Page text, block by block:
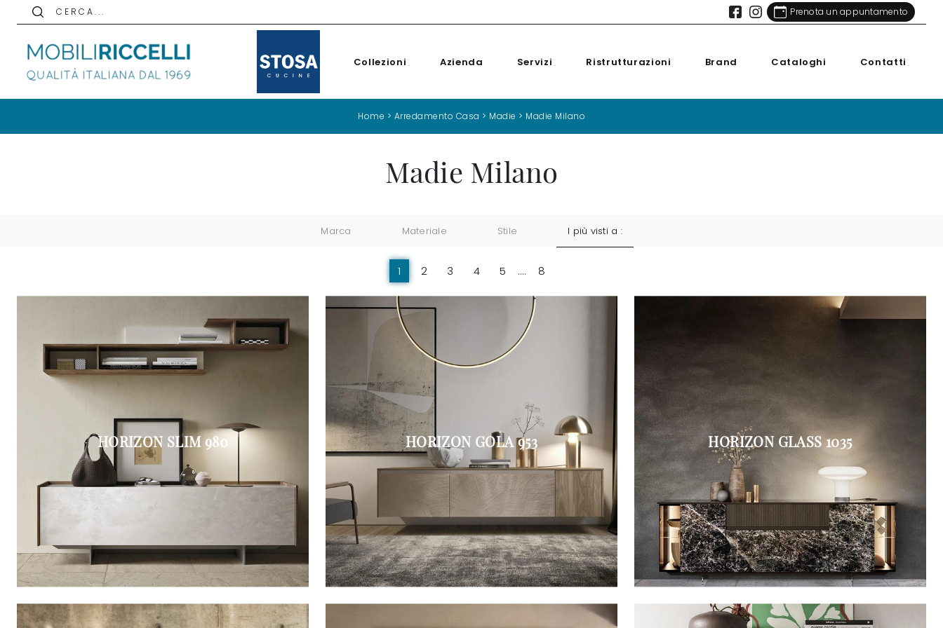
C E R C A . . . Prenota un appuntamento
Collezioni Azienda Servizi Ristrutturazioni Brand Cataloghi Contatti
Home > Arredamento Casa > Madie > Madie Milano
Madie Milano
Marca Materiale Stile I più visti a :
1 2 3 4 5 .... 8
HORIZON SLIM 980 HORIZON GOLA 953 HORIZON GLASS 1035